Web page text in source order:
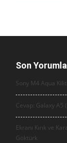
Son
Sony M4 Aqua
Cevap: Galaxy A5
Ekranı Kırık ve
Göktürk